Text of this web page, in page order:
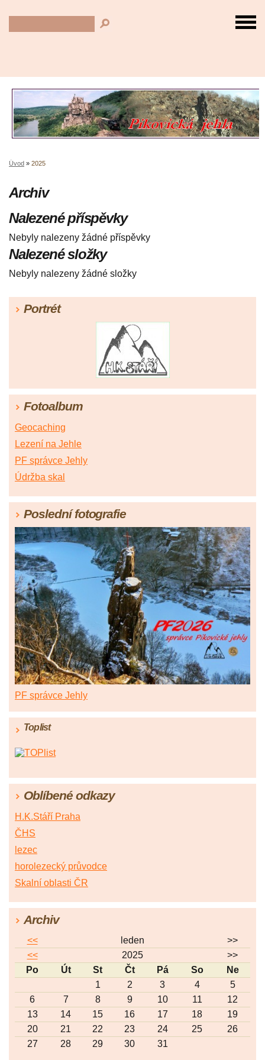
Úvod » 2025
Archiv
Nalezené příspěvky
Nebyly nalezeny žádné příspěvky
Nalezené složky
Nebyly nalezeny žádné složky
Portrét
Fotoalbum
Geocaching
Lezení na Jehle
PF správce Jehly
Údržba skal
Poslední fotografie
PF správce Jehly
Toplist
Oblíbené odkazy
H.K.Stáří Praha
ČHS
lezec
horolezecký průvodce
Skalní oblasti ČR
Archiv
<< leden
>>
<<
2025
>>
Po
Út St Čt Pá So
Ne
1
2 3 4
5
6
7 8 9 10 11
12
13
14 15 16 17 18
19
20
21 22 23 24 25
26
27
28 29 30 31